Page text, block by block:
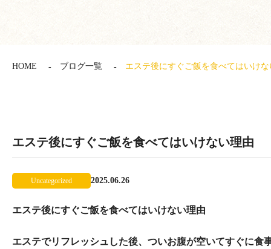
HOME ブログ一覧 エステ後にすぐご飯を食べてはいけ
エステ後にすぐご飯を食べてはいけない理由
Uncategorized 2025.06.26
エステ後にすぐご飯を食べてはいけない理由
エステでリフレッシュした後、ついお腹が空いてすぐに